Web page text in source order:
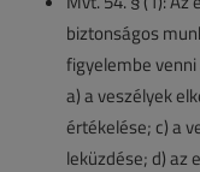
biztonságos
figyelembe
a) a veszélyek
értékelése; c) a
leküzdése; d) az